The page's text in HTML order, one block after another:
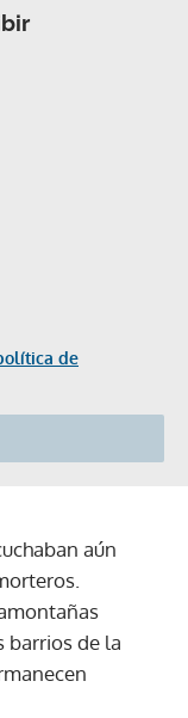
de
aún
barrios de la